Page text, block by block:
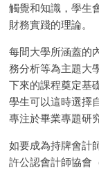
觸覺和知識，學生
財務實踐的理論。
每間大學所涵蓋的
務分析等為主題大
下來的課程奠定基
學生可以這時選擇
專注於畢業專題研
如要成為持牌會計
許公認會計師協會